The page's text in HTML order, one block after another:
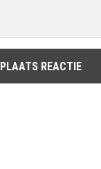
PLAATS REACTIE